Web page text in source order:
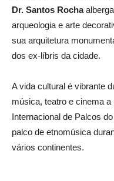
Dr. Santos Rocha
arqueologia e arte
sua arquitetura
dos ex-líbris da cidade.
A vida cultural é vibrante
música, teatro e cinema
Internacional de Palcos
palco de etnomúsica
vários continentes.